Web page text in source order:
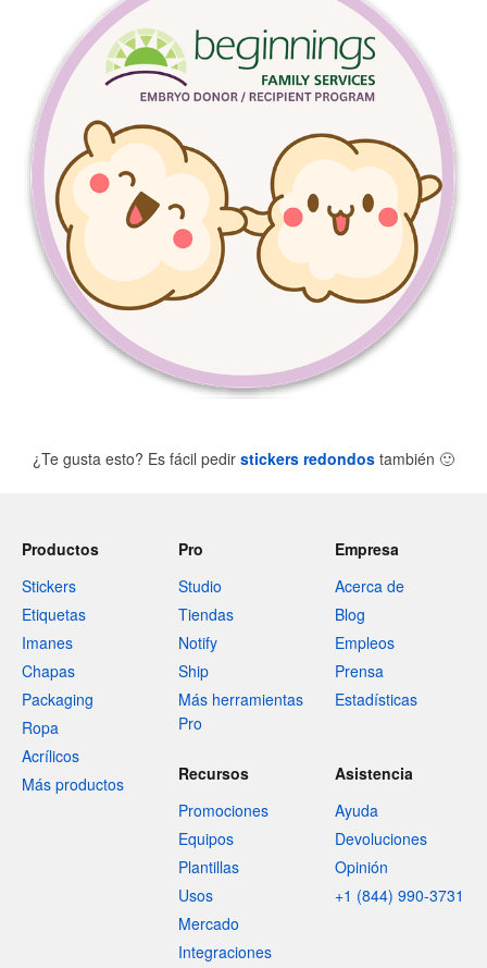
¿Te gusta esto? Es fácil pedir stickers redondos también 🙂
Productos
Stickers
Etiquetas
Imanes
Chapas
Packaging
Ropa
Acrílicos
Más productos
Pro
Studio
Tiendas
Notify
Ship
Más herramientas
Pro
Empresa
Acerca de
Blog
Empleos
Prensa
Estadísticas
Recursos
Promociones
Equipos
Plantillas
Usos
Mercado
Integraciones
Asistencia
Ayuda
Devoluciones
Opinión
+1 (844) 990-3731